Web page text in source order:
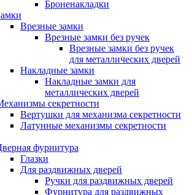
Броненакладки
Врезные замки
Врезные замки без ручек
Врезные замки без ручек
для металлических дверей
Накладные замки
Накладные замки для
металлических дверей
секретности
Вертушки для механизма секретности
Латунные механизмы секретности
фурнитура
Глазки
Для раздвижных дверей
Ручки для раздвижных дверей
Фурнитура для раздвижных